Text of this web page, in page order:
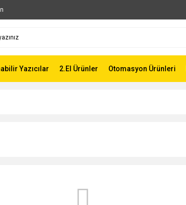
Yazıcılar 2.El Ürünler Otomasyon Ürünleri